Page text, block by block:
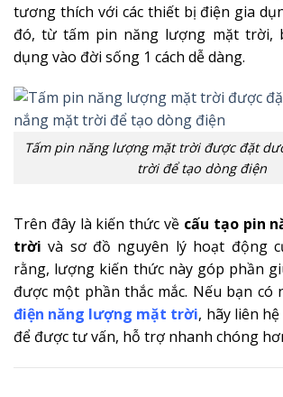
tương thích với các thiết bị điện gia
đó, từ tấm pin năng lượng mặt trời,
dụng vào đời sống 1 cách dễ dàng.
Tấm pin năng lượng mặt trời được đặt
trời để tạo dòng điện
Trên đây là kiến thức về cấu tạo pin
trờivà sơ đồ nguyên lý hoạt động
rằng, lượng kiến thức này góp phần
được một phần thắc mắc. Nếu bạn có
điện năng lượng mặt trời, hãy liên
để được tư vấn, hỗ trợ nhanh chóng